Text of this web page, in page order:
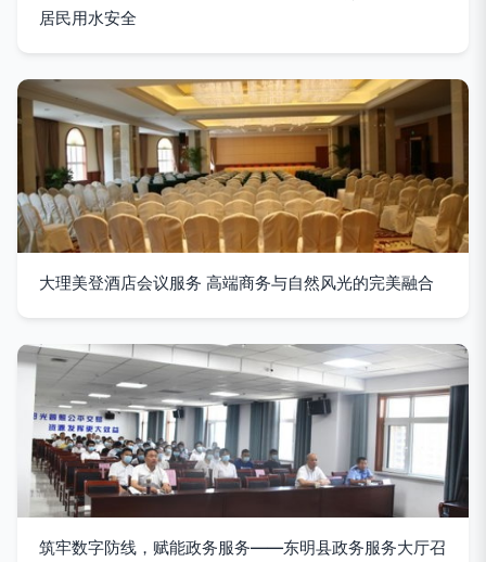
居民用水安全
大理美登酒店会议服务 高端商务与自然风光的完美融合
筑牢数字防线，赋能政务服务——东明县政务服务大厅召